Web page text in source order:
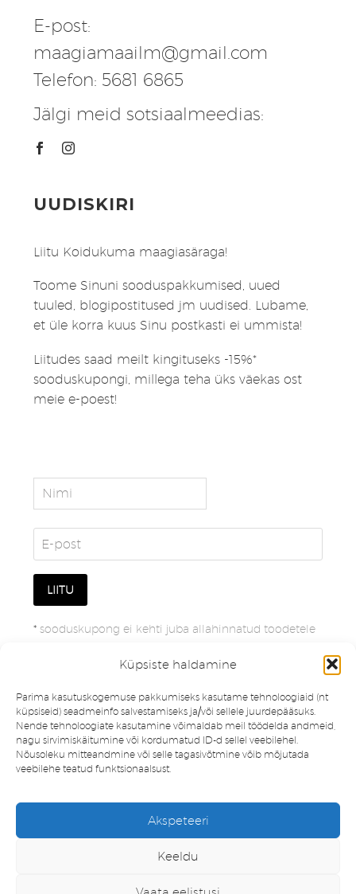
Küpsiste haldamine
Parima kasutuskogemuse pakkumiseks kasutame tehnoloogiaid (nt
küpsiseid) seadmeinfo salvestamiseks ja/või sellele juurdepääsuks.
Nende tehnoloogiate kasutamine võimaldab meil töödelda andmeid,
nagu sirvimiskäitumine või kordumatud ID-d sellel veebilehel.
Nõusoleku mitteandmine või selle tagasivõtmine võib mõjutada
veebilehe teatud funktsionaalsust.
Akspeteeri
Keeldu
E-post:
maagiamaailm@gmail.com
Telefon: 5681 6865
Jälgi meid sotsiaalmeedias:
UUDISKIRI
Liitu Koidukuma maagiasäraga!
Toome Sinuni sooduspakkumised, uued
tuuled, blogipostitused jm uudised. Lubame,
et üle korra kuus Sinu postkasti ei ummista!
Liitudes saad meilt kingituseks -15%*
sooduskupongi, millega teha üks väekas ost
meie e-poest!
* sooduskupong ei kehti juba allahinnatud toodetele
Müügitingimused Privaatsuspoliitika
Minu konto Soovinimekiri